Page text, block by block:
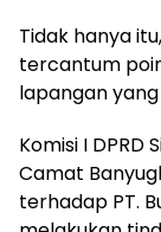
Tidak hanya
tercantum
lapangan
Komisi I
Camat
terhadap PT.